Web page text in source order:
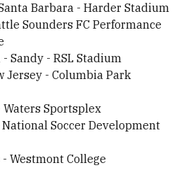
Barbara - Harder Stadium
Sounders FC Performance
Sandy - RSL Stadium
Jersey - Columbia Park
Waters Sportsplex
Soccer Development
Westmont College